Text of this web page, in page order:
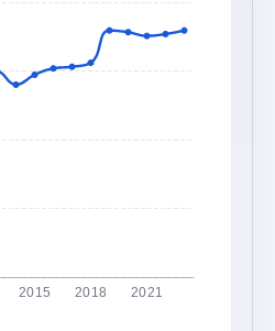
2015 2018 2021